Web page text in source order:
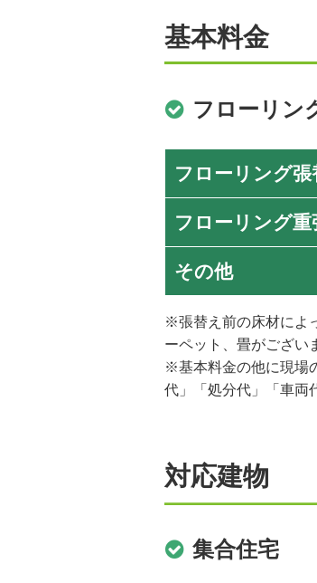
基本料金
フローリン
フローリング張
フローリング重
その他
※張替え前の床材によ
ーペット、畳がござい
※基本料金の他に現場
代」「処分代」「車両
対応建物
集合住宅